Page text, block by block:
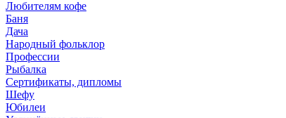
Любителям кофе
Баня
Дача
Народный фольклор
Профессии
Рыбалка
Сертификаты, дипломы
Шефу
Юбилеи